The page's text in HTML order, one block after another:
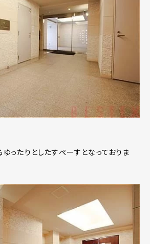
ったりとしたすぺーすとなっておりま